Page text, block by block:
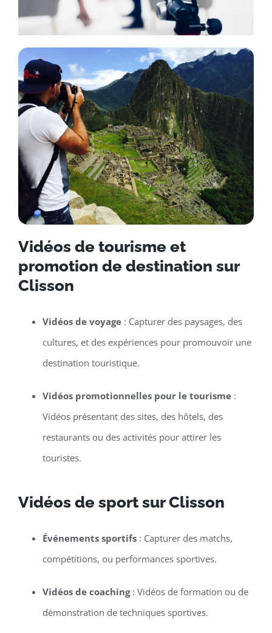
Vidéos de tourisme et
promotion de destination sur
Clisson
Vidéos de voyage: Capturer des paysages, des
cultures, et des expériences pour promouvoir une
destination touristique.
Vidéos promotionnelles pour le tourisme:
Vidéos présentant des sites, des hôtels, des
restaurants ou des activités pour attirer les
touristes.
Vidéos de sport sur Clisson
Événements sportifs: Capturer des matchs,
compétitions, ou performances sportives.
Vidéos de coaching: Vidéos de formation ou de
démonstration de techniques sportives.